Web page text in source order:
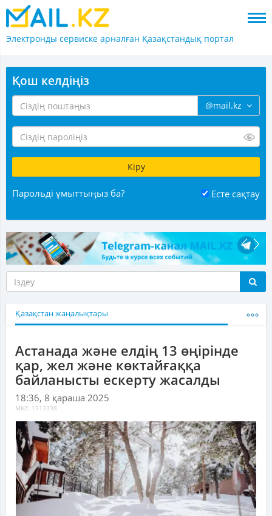
Электронды сервиске арналған Қазақстандық портал
Қош келдіңіз
@mail.kz
Парольді ұмыттыңыз ба? Есте сақтау
Қазақстан жаңалықтары
Астанада және елдің 13 өңірінде
қар, жел және көктайғаққа
байланысты ескерту жасалды
18:36, 8 қараша 2025
MKZ: 1513338